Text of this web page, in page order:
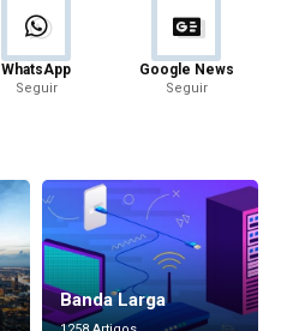
WhatsApp
Seguir
Google News
Seguir
Banda Larga